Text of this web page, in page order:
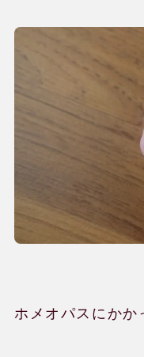
ホメオパスにかか